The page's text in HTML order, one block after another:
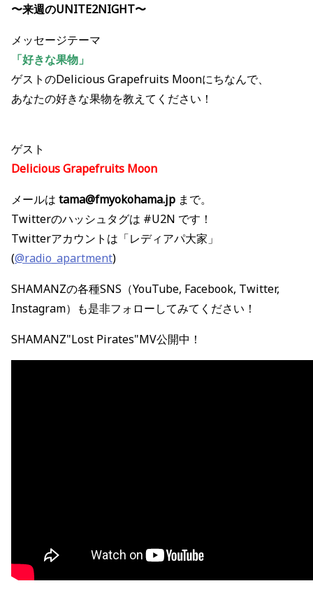
〜来週のUNITE2NIGHT〜
メッセージテーマ
「好きな果物 」
ゲストのDelicious Grapefruits Moonにちなんで、
あなたの好きな果物を教えてください！
ゲスト
Delicious Grapefruits Moon
メールは tama@fmyokohama.jp まで。
Twitterのハッシュタグは #U2N です！
Twitterアカウントは「レディアパ大家」
(@radio_apartment)
SHAMANZの各種SNS（YouTube, Facebook, Twitter,
Instagram）も是非フォローしてみてください！
SHAMANZ"Lost Pirates"MV公開中！